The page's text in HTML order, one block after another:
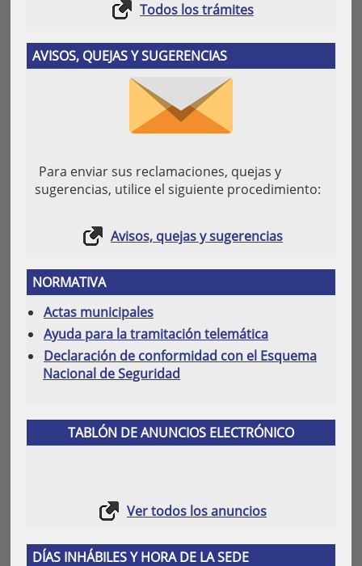
Todos los trámites
AVISOS, QUEJAS Y SUGERENCIAS
Para enviar sus reclamaciones, quejas y
sugerencias, utilice el siguiente procedimiento:
Avisos, quejas y sugerencias
NORMATIVA
Actas municipales
Ayuda para la tramitación telemática
Declaración de conformidad con el Esquema
Nacional de Seguridad
TABLÓN DE ANUNCIOS ELECTRÓNICO
Ver todos los anuncios
DÍAS INHÁBILES Y HORA DE LA SEDE